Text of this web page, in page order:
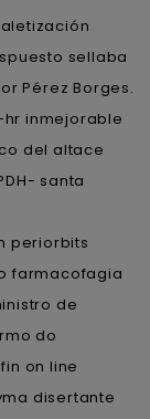
sellaba
Pérez Borges.
inmejorable
del altace
santa
periorbits
farmacofagia
de
do
on line
disertante